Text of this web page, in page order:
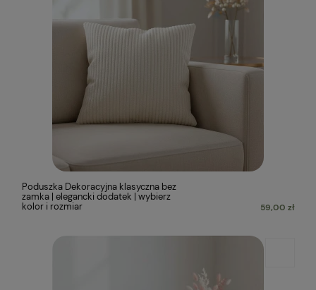
Poduszka Dekoracyjna klasyczna bez
zamka | elegancki dodatek | wybierz
kolor i rozmiar
59,00 zł